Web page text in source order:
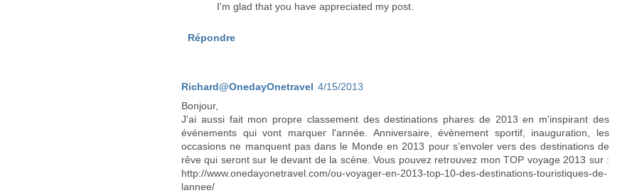
I'm glad that you have appreciated my post.
Répondre
Richard@OnedayOnetravel 4/15/2013
Bonjour,
J'ai aussi fait mon propre classement des destinations phares de 2013 en m'inspirant des
événements qui vont marquer l'année. Anniversaire, évènement sportif, inauguration, les
occasions ne manquent pas dans le Monde en 2013 pour s’envoler vers des destinations de
rêve qui seront sur le devant de la scène. Vous pouvez retrouvez mon TOP voyage 2013 sur :
http://www.onedayonetravel.com/ou-voyager-en-2013-top-10-des-destinations-touristiques-de-
lannee/